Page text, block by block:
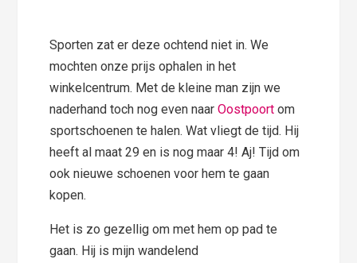
Sporten zat er deze ochtend niet in. We
mochten onze prijs ophalen in het
winkelcentrum. Met de kleine man zijn we
naderhand toch nog even naarOostpoort om
sportschoenen te halen. Wat vliegt de tijd. Hij
heeft al maat 29 en is nog maar 4! Aj! Tijd om
ook nieuwe schoenen voor hem te gaan
kopen.
Het is zo gezellig om met hem op pad te
gaan. Hij is mijn wandelend